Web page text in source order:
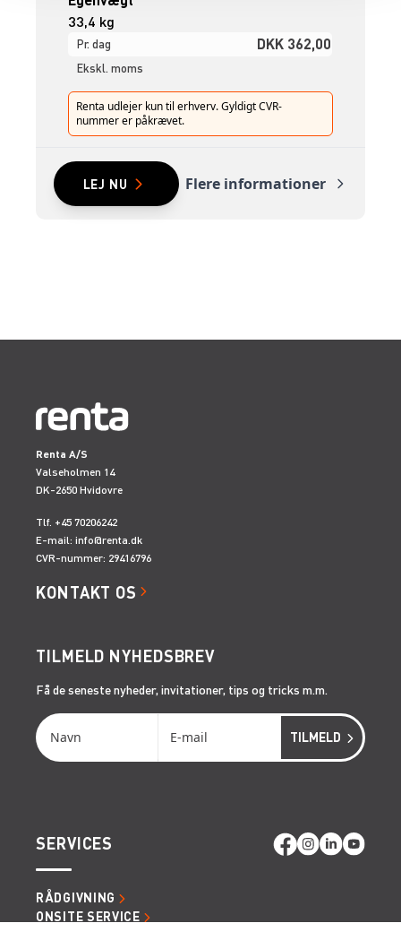
33,4 kg
Pr. dag DKK 362,00
Ekskl. moms
Renta udlejer kun til erhverv. Gyldigt CVR-
nummer er påkrævet.
LEJ NU Flere informationer
Renta A/S
Valseholmen 14
DK-2650 Hvidovre
Tlf. +45 70206242
E-mail: info@renta.dk
CVR-nummer: 29416796
KONTAKT OS
TILMELD NYHEDSBREV
Få de seneste nyheder, invitationer, tips og tricks m.m.
SERVICES
RÅDGIVNING
ONSITE SERVICE